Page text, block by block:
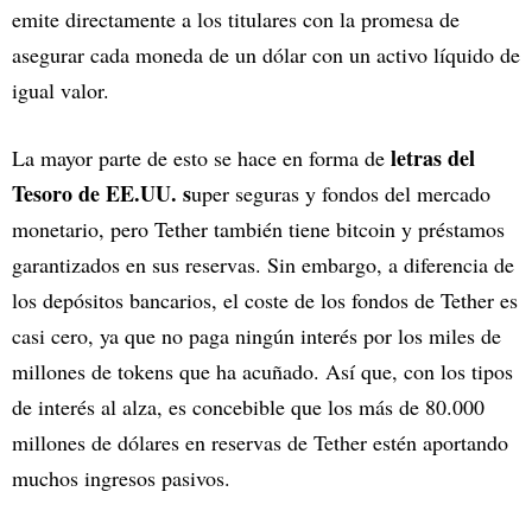
emite directamente a los titulares con la promesa de
asegurar cada moneda de un dólar con un activo líquido de
igual valor.
La mayor parte de esto se hace en forma de letras del
Tesoro de EE.UU. super seguras y fondos del mercado
monetario, pero Tether también tiene bitcoin y préstamos
garantizados en sus reservas. Sin embargo, a diferencia de
los depósitos bancarios, el coste de los fondos de Tether es
casi cero, ya que no paga ningún interés por los miles de
millones de tokens que ha acuñado. Así que, con los tipos
de interés al alza, es concebible que los más de 80.000
millones de dólares en reservas de Tether estén aportando
muchos ingresos pasivos.